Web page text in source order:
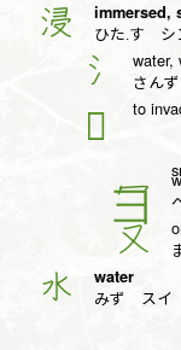
浸 immersed,
ひた.す シ
氵 water,
さん
𠬶 to
冖
又
水 water
みず ス